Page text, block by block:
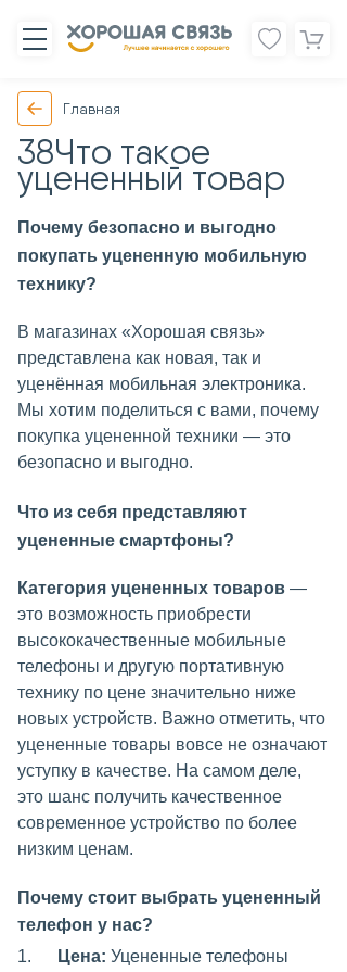
Главная
38Что такое
уцененный товар
Почему безопасно и выгодно
покупать уцененную мобильную
технику?
В магазинах «Хорошая связь»
представлена как новая, так и
уценённая мобильная электроника.
Мы хотим поделиться с вами, почему
покупка уцененной техники — это
безопасно и выгодно.
Что из себя представляют
уцененные смартфоны?
Категория уцененных товаров —
это возможность приобрести
высококачественные мобильные
телефоны и другую портативную
технику по цене значительно ниже
новых устройств. Важно отметить, что
уцененные товары вовсе не означают
уступку в качестве. На самом деле,
это шанс получить качественное
современное устройство по более
низким ценам.
Почему стоит выбрать уцененный
телефон у нас?
1.
Цена: Уцененные телефоны